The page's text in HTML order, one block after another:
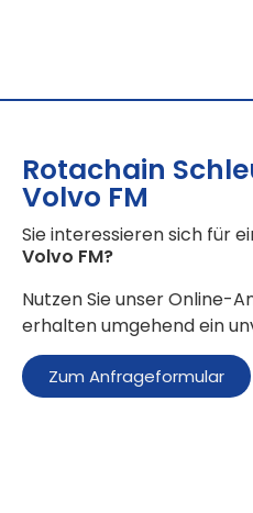
Rotachain
Volvo FM
Sie interessieren sich für
Volvo FM?
Nutzen Sie unser Online-
erhalten umgehend ein
Zum Anfrageformular